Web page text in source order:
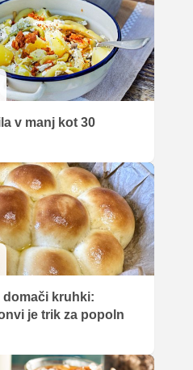
v manj kot 30
domači kruhki:
je trik za popoln